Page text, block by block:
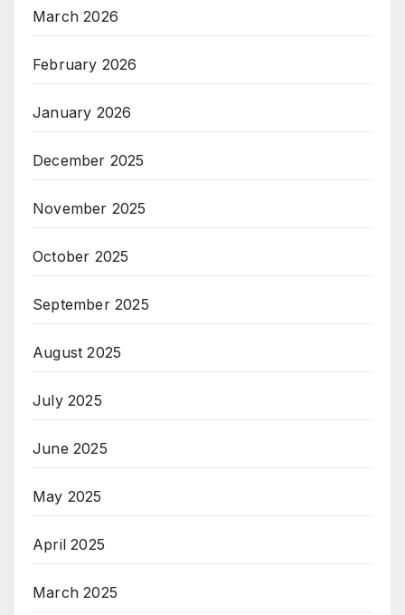
March 2026
February 2026
January 2026
December 2025
November 2025
October 2025
September 2025
August 2025
July 2025
June 2025
May 2025
April 2025
March 2025